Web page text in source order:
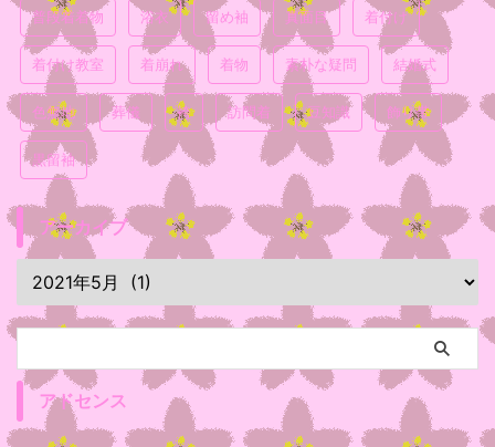
普段着着物 浴衣 留め袖 真面目 着付け
着付け教室 着崩れ 着物 素朴な疑問 結婚式
色無地 葬儀 袴 訪問着 豆知識 飾り帯
黒留袖
アーカイブ
アドセンス